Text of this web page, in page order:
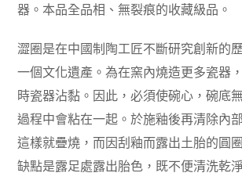
器。本品全品相、無裂痕的收藏級品。
澀圈是在中國制陶工匠不斷研究創新的
一個文化遺產。為在窯內燒造更多瓷器
時瓷器沾黏。因此，必須使碗心，碗底
過程中會粘在一起。於施釉後再清除內
這樣就疊燒，而因刮釉而露出土胎的圓
缺點是露足處露出胎色，既不便清洗乾